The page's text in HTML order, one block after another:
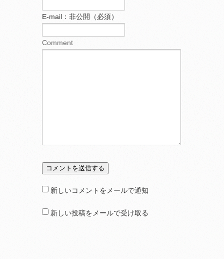
E-mail：非公開（必須）
Comment
新しいコメントをメールで通知
新しい投稿をメールで受け取る